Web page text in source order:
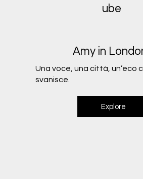
Amy in
Una voce, una città, un’eco
svanisce.
Explore
ube